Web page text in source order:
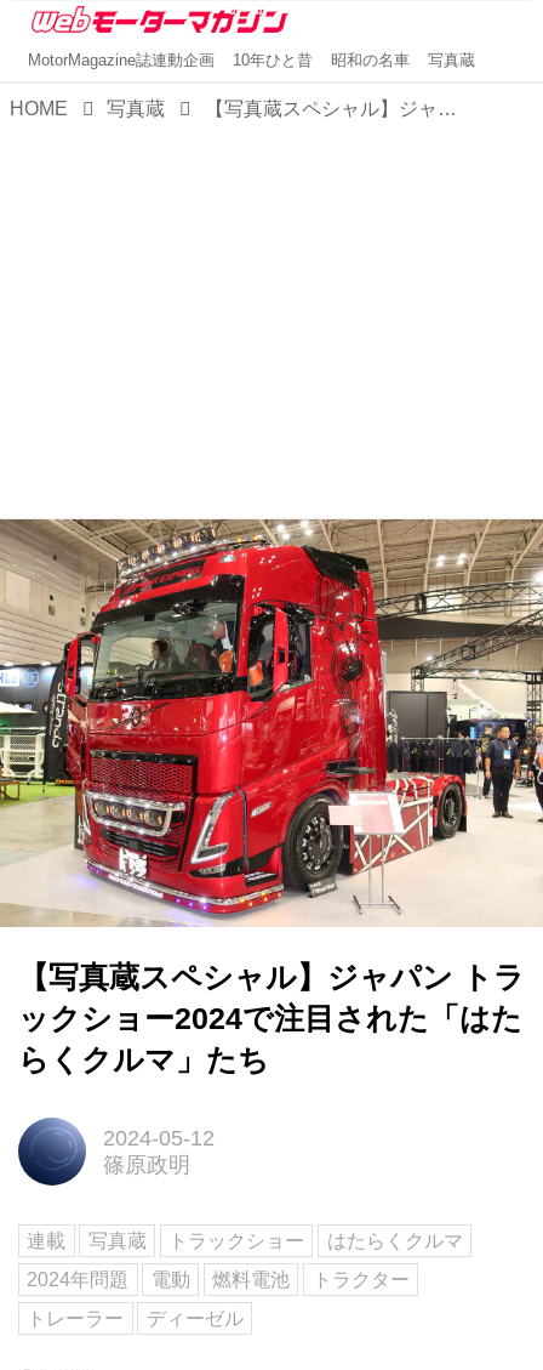
MotorMagazine誌連動企画 10年ひと昔 昭和の名車 写真蔵
HOME 写真蔵 【写真蔵スペシャル】ジャパン トラックショー2024で注目された「はたらくクルマ」たち
【写真蔵スペシャル】ジャパン トラ
ックショー2024で注目された「はた
らくクルマ」たち
2024-05-12
篠原政明
連載 写真蔵 トラックショー
はたらくクルマ
2024年問題
電動 燃料電池
トラクター
トレーラー
ディーゼル